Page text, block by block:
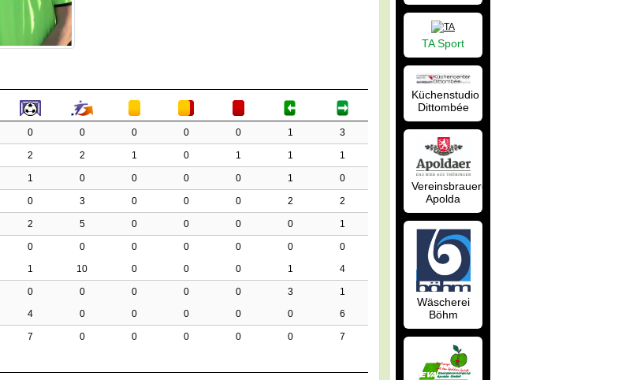
0 0 0 0 0 1 3
2 2 1 0 1 1 1
1 0 0 0 0 1 0
0 3 0 0 0 2 2
2 5 0 0 0 0 1
0 0 0 0 0 0
0
1 10 0 0 0 1 4
0 0 0 0 0 3
1
4 0 0 0 0 0 6
7 0 0 0 0 0 7
TA Sport
Küchenstudio
Dittombée
Vereinsbrauerei
Apolda
Wäscherei
Böhm